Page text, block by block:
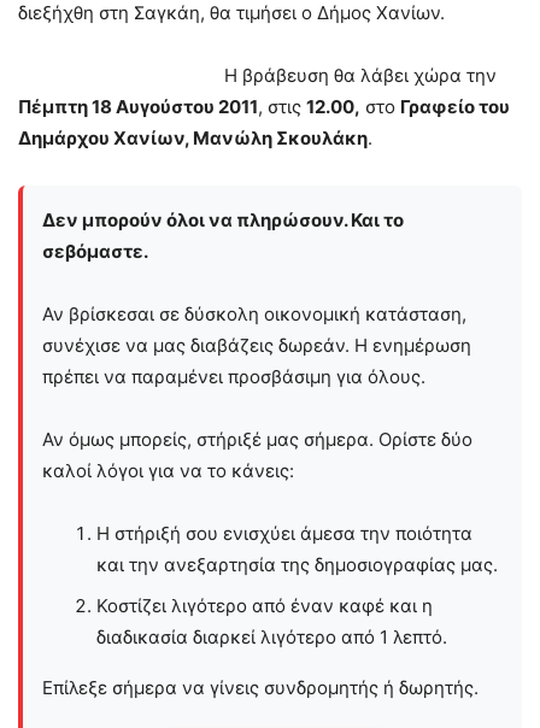
διεξήχθη στη Σαγκάη, θα τιμήσει ο Δήμος Χανίων.
Η βράβευση θα λάβει χώρα την
Πέμπτη 18 Αυγούστου 2011, στις 12.00, στο Γραφείο του
Δημάρχου Χανίων, Μανώλη Σκουλάκη.
Δεν μπορούν όλοι να πληρώσουν. Και το
σεβόμαστε.
Αν βρίσκεσαι σε δύσκολη οικονομική κατάσταση,
συνέχισε να μας διαβάζεις δωρεάν. Η ενημέρωση
πρέπει να παραμένει προσβάσιμη για όλους.
Αν όμως μπορείς, στήριξέ μας σήμερα. Ορίστε δύο
καλοί λόγοι για να το κάνεις:
Η στήριξή σου ενισχύει άμεσα την ποιότητα
και την ανεξαρτησία της δημοσιογραφίας μας.
Κοστίζει λιγότερο από έναν καφέ και η
διαδικασία διαρκεί λιγότερο από 1 λεπτό.
Επίλεξε σήμερα να γίνεις συνδρομητής ή δωρητής.